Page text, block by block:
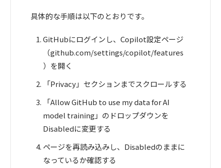
具体的な手順は以下のとおりです。
GitHubにログインし、Copilot設定ページ
（github.com/settings/copilot/features
）を開く
「Privacy」セクションまでスクロールする
「Allow GitHub to use my data for AI
model training」のドロップダウンを
Disabledに変更する
ページを再読み込みし、Disabledのままに
なっているか確認する